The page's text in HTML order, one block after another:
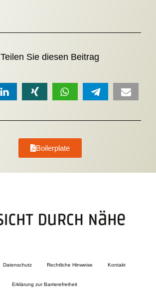
Teilen Sie diesen Beitrag
Boilerplate
Datenschutz Rechtliche Hinweise Kontakt
Erklärung zur Barrierefreiheit